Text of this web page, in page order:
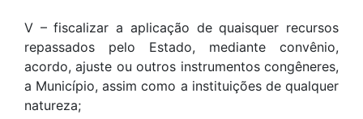
V – fiscalizar a aplicação de quaisquer recursos
repassados pelo Estado, mediante convênio,
acordo, ajuste ou outros instrumentos congêneres,
a Município, assim como a instituições de qualquer
natureza;